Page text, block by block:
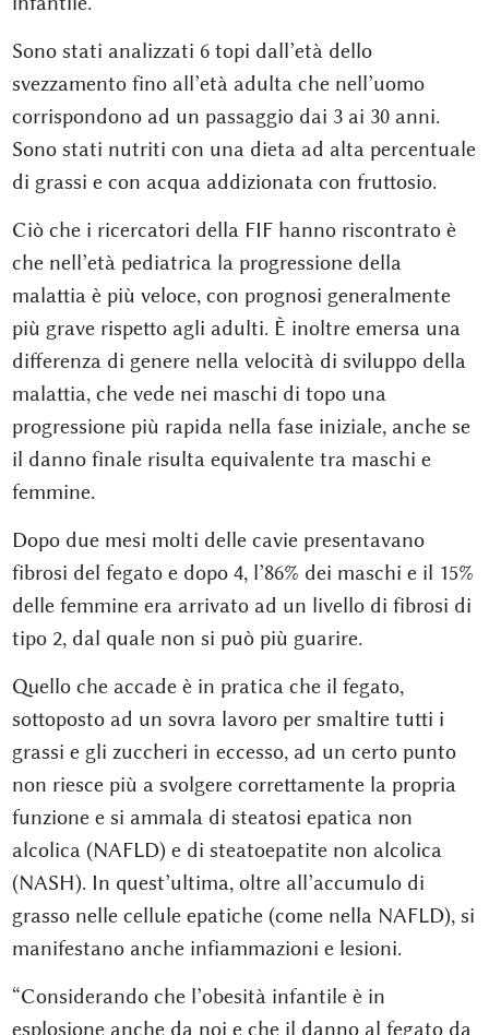
Sono stati analizzati 6 topi dall’età dello
svezzamento fino all’età adulta che nell’uomo
corrispondono ad un passaggio dai 3 ai 30 anni.
Sono stati nutriti con una dieta ad alta percentuale
di grassi e con acqua addizionata con fruttosio.
Ciò che i ricercatori della FIF hanno riscontrato è
che nell’età pediatrica la progressione della
malattia è più veloce, con prognosi generalmente
più grave rispetto agli adulti. È inoltre emersa una
differenza di genere nella velocità di sviluppo della
malattia, che vede nei maschi di topo una
progressione più rapida nella fase iniziale, anche se
il danno finale risulta equivalente tra maschi e
femmine.
Dopo due mesi molti delle cavie presentavano
fibrosi del fegato e dopo 4, l’86% dei maschi e il 15%
delle femmine era arrivato ad un livello di fibrosi di
tipo 2, dal quale non si può più guarire.
Quello che accade è in pratica che il fegato,
sottoposto ad un sovra lavoro per smaltire tutti i
grassi e gli zuccheri in eccesso, ad un certo punto
non riesce più a svolgere correttamente la propria
funzione e si ammala di steatosi epatica non
alcolica (NAFLD) e di steatoepatite non alcolica
(NASH). In quest’ultima, oltre all’accumulo di
grasso nelle cellule epatiche (come nella NAFLD), si
manifestano anche infiammazioni e lesioni.
“Considerando che l’obesità infantile è in
esplosione anche da noi e che il danno al fegato da